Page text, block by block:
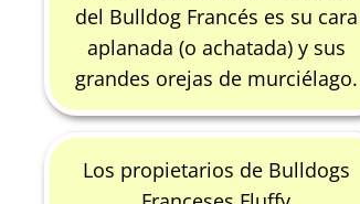
del Bulldog Francés es su cara
aplanada (o achatada) y sus
grandes orejas de murciélago.
Los propietarios de Bulldogs